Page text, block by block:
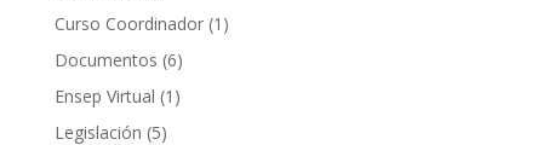
Curso Coordinador(1)
Documentos (6)
Ensep Virtual (1)
Legislación (5)